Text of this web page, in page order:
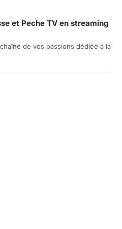
et Peche TV en streaming
de vos passions dédiée à la